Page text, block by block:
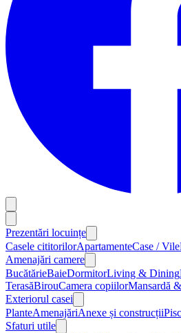
Prezentări locuințe
Casele cititorilorApartamenteCase / Vile
Amenajări camere
BucătărieBaieDormitorLiving & Dining
TerasăBirouCamera copiilorMansardă
Exteriorul casei
PlanteAmenajăriAnexe și construcții
Sfaturi utile